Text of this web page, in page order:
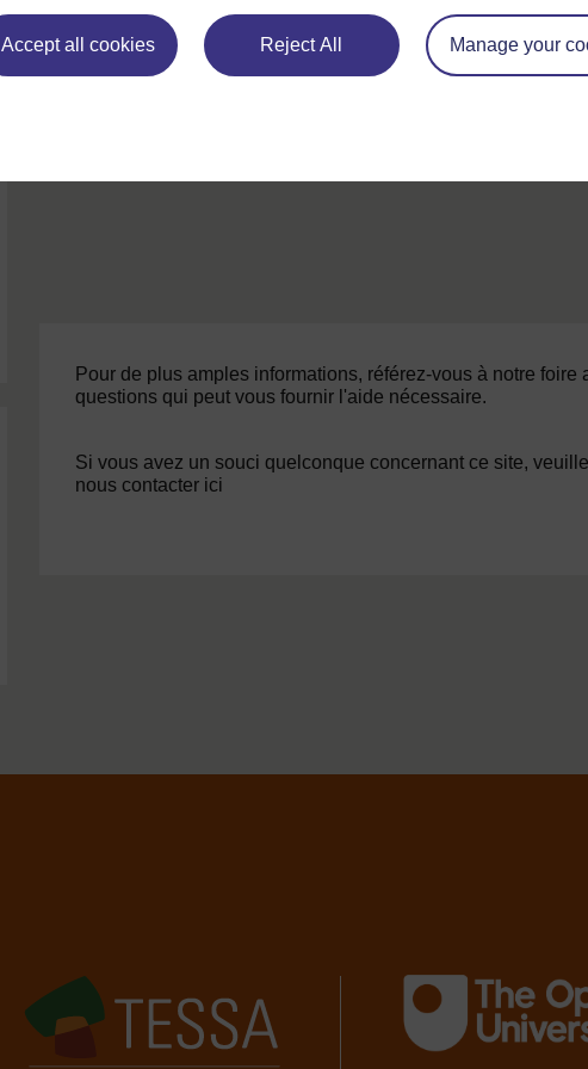
Accept all cookies Reject All Manage your
1.
Pour de plus amples informations, référez-vous à notre foire
questions qui peut vous fournir l'aide nécessaire.
Si vous avez un souci quelconque concernant ce site,
nous contacter ici